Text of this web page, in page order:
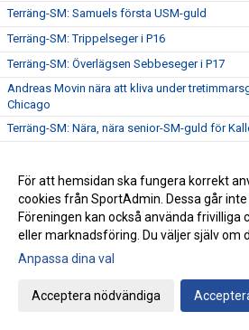
Terräng-SM: Samuels första USM-guld
Terräng-SM: Trippelseger i P16
Terräng-SM: Överlägsen Sebbeseger i P17
Andreas Movin nära att kliva under
Chicago
Terräng-SM: Nära, nära senior-SM-guld för
Trippelpers av Anton i vår kastmångkamp
Ebba 19:02 i 5 km-loppet i Fort Worth i Texas
Lidingö trea i Klubbkampen
Årets medlemsdag genomförd Lördagen den
Fyra guld i Terräng-DM
För att hemsidan ska fungera korrekt
cookies från SportAdmin. Dessa går
Föreningen kan också använda frivilliga
eller marknadsföring. Du väljer själv om
Anpassa dina val
Acceptera nödvändiga